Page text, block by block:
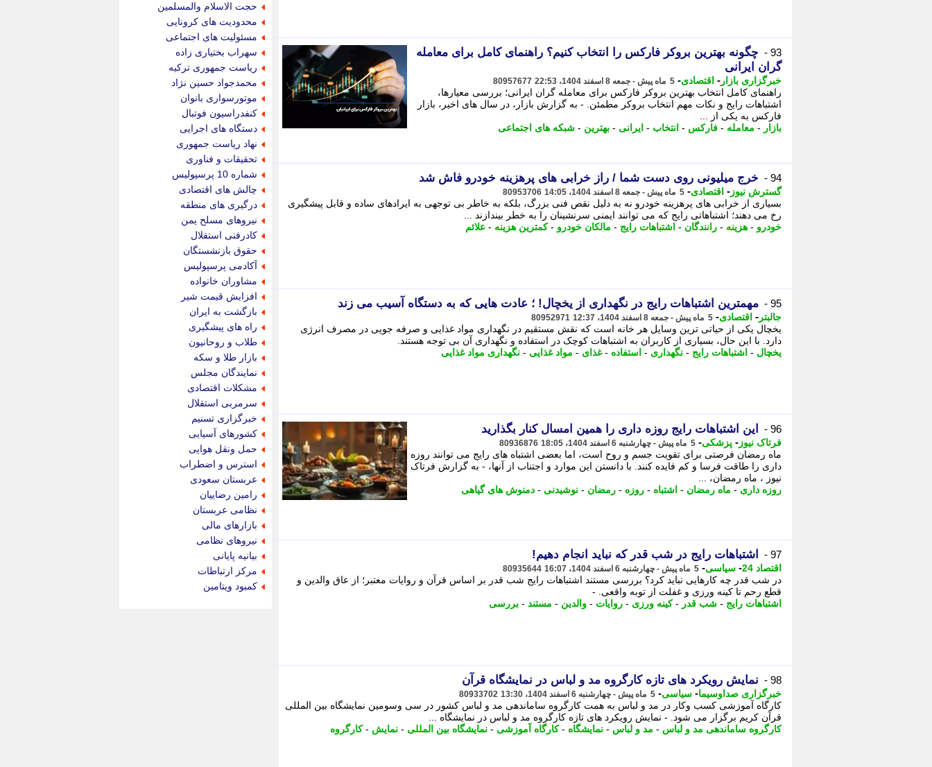
93 -
چگونه بهترین بروکر فارکس را انتخاب کنیم؟ راهنمای کامل برای معامله
گران ایرانی
خبرگزاری بازار - اقتصادی- 5 ماه پیش - جمعه 8 اسفند 1404، 22:53 80957677
راهنمای کامل انتخاب بهترین بروکر فارکس برای معامله گران ایرانی؛ بررسی معیارها،
اشتباهات رایج و نکات مهم انتخاب بروکر مطمئن. - به گزارش بازار، در سال های اخیر، بازار
فارکس به یکی از ...
بازار - معامله - فارکس - انتخاب - ایرانی - بهترین - شبکه های اجتماعی
94 - خرج میلیونی روی دست شما / راز خرابی های پرهزینه خودرو فاش شد
گسترش نیوز - اقتصادی- 5 ماه پیش - جمعه 8 اسفند 1404، 14:05 80953706
بسیاری از خرابی های پرهزینه خودرو نه به دلیل نقص فنی بزرگ، بلکه به خاطر بی توجهی به ایرادهای ساده و قابل پیشگیری
رخ می دهند؛ اشتباهاتی رایج که می توانند ایمنی سرنشینان را به خطر بیندازند ...
خودرو - هزینه - رانندگان - اشتباهات رایج - مالکان خودرو -کمترین هزینه - علائم
95 - مهمترین اشتباهات رایج در نگهداری از یخچال! ؛ عادت هایی که به دستگاه آسیب می زند
جالبتر - اقتصادی- 5 ماه پیش - جمعه 8 اسفند 1404، 12:37 80952971
یخچال یکی از حیاتی ترین وسایل هر خانه است که نقش مستقیم در نگهداری مواد غذایی و صرفه جویی در مصرف انرژی
دارد. با این حال، بسیاری از کاربران به اشتباهات کوچک در استفاده و نگهداری آن بی توجه هستند.
یخچال - اشتباهات رایج - نگهداری - استفاده -غذای - مواد غذایی - نگهداری مواد غذایی
96 - این اشتباهات رایج روزه داری را همین امسال کنار بگذارید
فرتاک نیوز - پزشکی- 5 ماه پیش - چهارشنبه 6 اسفند 1404، 18:05 80936876
ماه رمضان فرصتی برای تقویت جسم و روح است، اما بعضی اشتباه های رایج می توانند روزه
داری را طاقت فرسا و کم فایده کنند. با دانستن این موارد و اجتناب از آنها، - به گزارش فرتاک
نیوز ، ماه رمضان، ...
روزه داری - ماه رمضان - اشتباه - روزه - رمضان - نوشیدنی - دمنوش های گیاهی
97 - اشتباهات رایج در شب قدر که نباید انجام دهیم!
اقتصاد 24 - سیاسی- 5 ماه پیش - چهارشنبه 6 اسفند 1404، 16:07 80935644
در شب قدر چه کارهایی نباید کرد؟ بررسی مستند اشتباهات رایج شب قدر بر اساس قرآن و روایات معتبر؛ از عاق والدین و
قطع رحم تا کینه ورزی و غفلت از توبه واقعی. -
اشتباهات رایج - شب قدر -کینه ورزی - روایات - والدین - مستند - بررسی
98 - نمایش رویکرد های تازه کارگروه مد و لباس در نمایشگاه قرآن
خبرگزاری صداوسیما- سیاسی- 5 ماه پیش - چهارشنبه 6 اسفند 1404، 13:30 80933702
کارگاه آموزشی کسب وکار در مد و لباس به همت کارگروه ساماندهی مد و لباس کشور در سی وسومین نمایشگاه بین المللی
قرآن کریم برگزار می شود. - نمایش رویکرد های تازه کارگروه مد و لباس در نمایشگاه ...
کارگروه ساماندهی مد و لباس - مد و لباس - نمایشگاه -کارگاه آموزشی - نمایشگاه بین المللی - نمایش -کارگروه
حجت الاسلام والمسلمین
محدودیت های کرونایی
مسئولیت های اجتماعی
سهراب بختیاری زاده
ریاست جمهوری ترکیه
محمدجواد حسین نژاد
موتورسواری بانوان
کنفدراسیون فوتبال
دستگاه های اجرایی
نهاد ریاست جمهوری
تحقیقات و فناوری
شماره 10 پرسپولیس
چالش های اقتصادی
درگیری های منطقه
نیروهای مسلح یمن
کادرفنی استقلال
حقوق بازنشستگان
آکادمی پرسپولیس
مشاوران خانواده
افزایش قیمت شیر
بازگشت به ایران
راه های پیشگیری
طلاب و روحانیون
بازار طلا و سکه
نمایندگان مجلس
مشکلات اقتصادی
سرمربی استقلال
خبرگزاری تسنیم
کشورهای آسیایی
حمل ونقل هوایی
استرس و اضطراب
عربستان سعودی
رامین رضاییان
نظامی عربستان
بازارهای مالی
نیروهای نظامی
بیانیه پایانی
مرکز ارتباطات
کمبود ویتامین